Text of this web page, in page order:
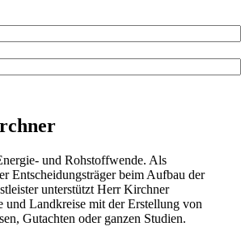
und Rohstoffwende. Als
Entscheidungsträger beim Aufbau der
unterstützt Herr Kirchner
und Landkreise mit der Erstellung von
Gutachten oder ganzen Studien.